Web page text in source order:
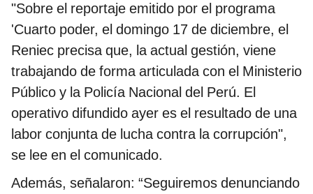
"Sobre el reportaje emitido por el programa
'Cuarto poder, el domingo 17 de diciembre, el
Reniec precisa que, la actual gestión, viene
trabajando de forma articulada con el Ministerio
Público y la Policía Nacional del Perú. El
operativo difundido ayer es el resultado de una
labor conjunta de lucha contra la corrupción",
se lee en el comunicado.
Además, señalaron: “Seguiremos denunciando